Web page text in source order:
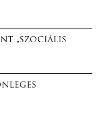
„szociális